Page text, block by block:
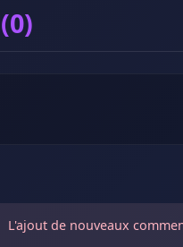
L'ajout de nouveaux